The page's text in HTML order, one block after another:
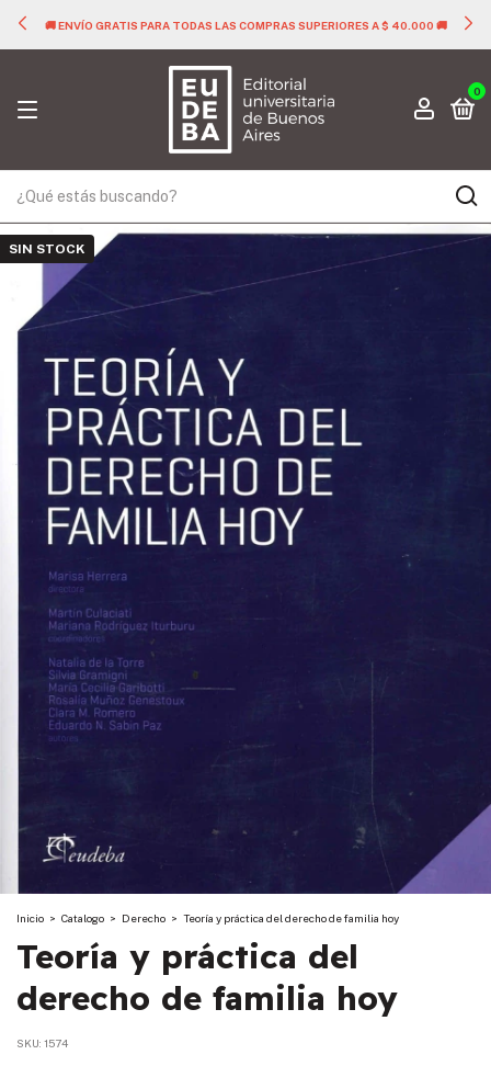
🚚 ENVÍO GRATIS PARA TODAS LAS COMPRAS SUPERIORES A $ 40.000 🚚
0
SIN STOCK
Inicio > Catalogo > Derecho > Teoría y práctica del derecho de familia hoy
Teoría y práctica del
derecho de familia hoy
SKU: 1574